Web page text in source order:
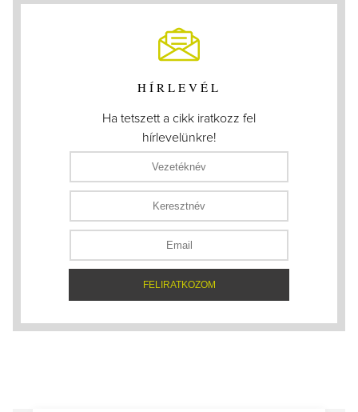
HÍRLEVÉL
Ha tetszett a cikk iratkozz fel
hírlevelünkre!